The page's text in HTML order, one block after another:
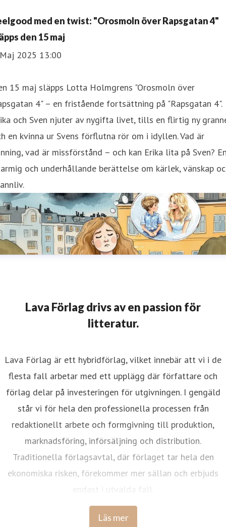
med en twist: "Orosmoln över Rapsgatan 4"
den 15 maj
2025 13:00
15 maj släpps Lotta Holmgrens "Orosmoln över
4" – en fristående fortsättning på "Rapsgatan 4".
och Sven njuter av nygifta livet, tills en flirtig ny
en kvinna ur Svens förflutna rör om i idyllen. Vad är
vad är missförstånd – och kan Erika lita på Sven?
och underhållande berättelse om kärlek, vänskap
Lava Förlag drivs av en passion för
litteratur.
Läs mer
Lava Förlag är ett hybridförlag, vilket innebär att vi i de
flesta fall arbetar med ett upplägg där författare och
förlag delar på investeringen för utgivningen. I gengäld
står vi för hela den professionella processen från
redaktionellt arbete och formgivning till produktion,
marknadsföring, införsäljning och distribution.
Traditionella förlagsavtal, där förlaget tar hela den
ekonomiska risken, förekommer mer sällan och erbjuds
endast i utvalda fall.